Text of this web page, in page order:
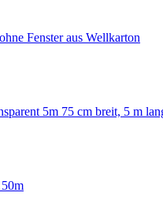
Fensteraus Wellkarton
5m 75 cm breit, 5 m